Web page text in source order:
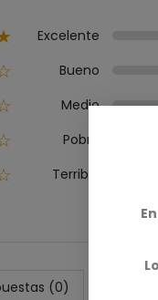
Excelente
Bueno
Medio
Pobre
Terrible
(0)